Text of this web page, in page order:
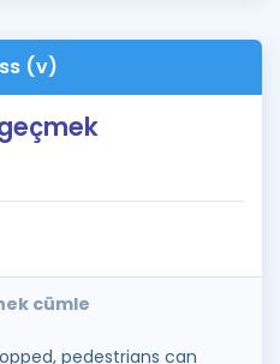
(v)
cümle
pedestrians can